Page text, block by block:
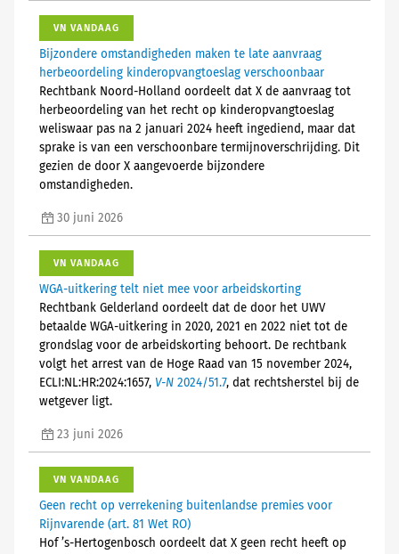
VN VANDAAG
Bijzondere omstandigheden maken te late aanvraag
herbeoordeling kinderopvangtoeslag verschoonbaar
Rechtbank Noord-Holland oordeelt dat X de aanvraag tot
herbeoordeling van het recht op kinderopvangtoeslag
weliswaar pas na 2 januari 2024 heeft ingediend, maar dat
sprake is van een verschoonbare termijnoverschrijding. Dit
gezien de door X aangevoerde bijzondere
omstandigheden.
30 juni 2026
VN VANDAAG
WGA-uitkering telt niet mee voor arbeidskorting
Rechtbank Gelderland oordeelt dat de door het UWV
betaalde WGA-uitkering in 2020, 2021 en 2022 niet tot de
grondslag voor de arbeidskorting behoort. De rechtbank
volgt het arrest van de Hoge Raad van 15 november 2024,
ECLI:NL:HR:2024:1657, V-N 2024/51.7, dat rechtsherstel bij de
wetgever ligt.
23 juni 2026
VN VANDAAG
Geen recht op verrekening buitenlandse premies voor
Rijnvarende (art. 81 Wet RO)
Hof ’s-Hertogenbosch oordeelt dat X geen recht heeft op